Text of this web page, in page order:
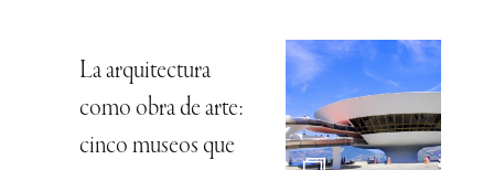
La arquitectura
como obra de arte:
cinco museos que